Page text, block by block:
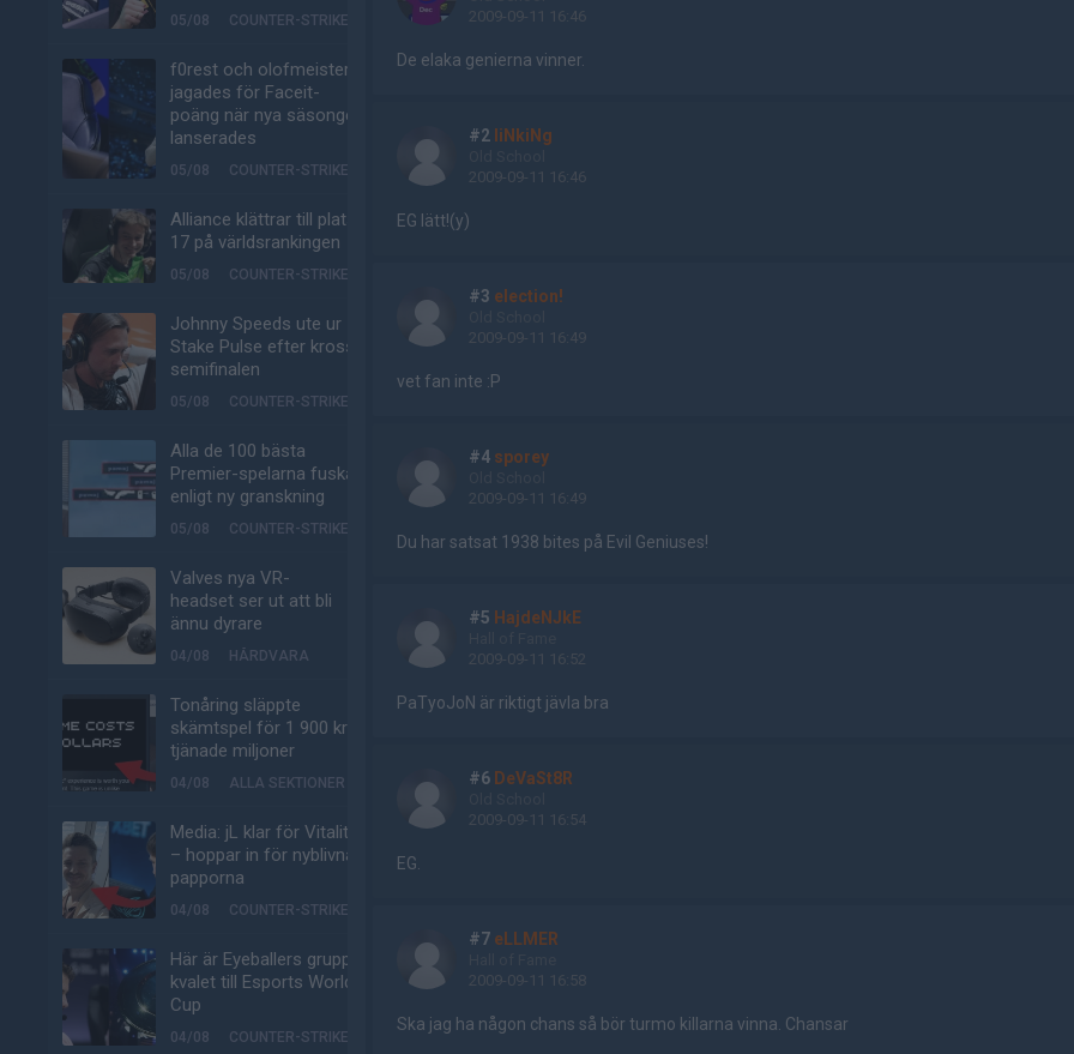
05/08 COUNTER-STRIKE
f0rest och olofmeister
jagades för Faceit-
poäng när nya säsongen
lanserades
05/08 COUNTER-STRIKE
Alliance klättrar till plats
17 på världsrankingen
05/08 COUNTER-STRIKE
Johnny Speeds ute ur
Stake Pulse efter kross i
semifinalen
05/08 COUNTER-STRIKE
Alla de 100 bästa
Premier-spelarna fuskar
enligt ny granskning
05/08 COUNTER-STRIKE
Valves nya VR-
headset ser ut att bli
ännu dyrare
04/08 HÅRDVARA
Tonåring släppte
skämtspel för 1 900 kr –
tjänade miljoner
04/08 ALLA SEKTIONER
Media: jL klar för Vitality
– hoppar in för nyblivna
papporna
04/08 COUNTER-STRIKE
Här är Eyeballers grupp i
kvalet till Esports World
Cup
04/08 COUNTER-STRIKE
2009-09-11 16:46
De elaka genierna vinner.
#2 liNkiNg
2009-09-11 16:46
EG lätt!(y)
#3 election!
2009-09-11 16:49
vet fan inte :P
#4 sporey
2009-09-11 16:49
Du har satsat 1938 bites på Evil Geniuses!
#5 HajdeNJkE
2009-09-11 16:52
PaTyoJoN är riktigt jävla bra
#6 DeVaSt8R
2009-09-11 16:54
EG.
#7 eLLMER
2009-09-11 16:58
Ska jag ha någon chans så bör turmo killarna vinna. Chansar